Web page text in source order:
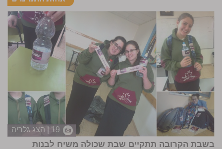
19 | הצג גלריה
בשבת הקרובה תתקיים שבת שכולה משיח לבנות